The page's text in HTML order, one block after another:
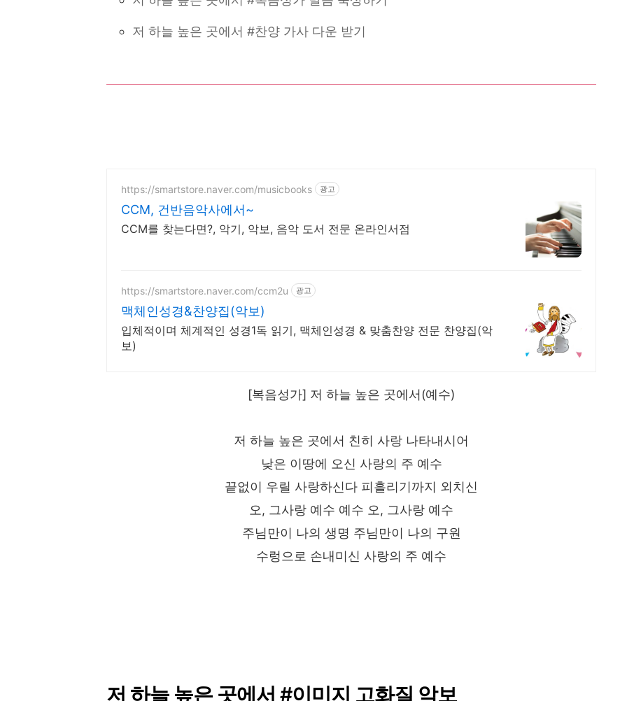
저 하늘 높은 곳에서 #찬양 가사 다운 받기
https://smartstore.naver.com/musicbooks 광고
CCM, 건반음악사에서~
CCM를 찾는다면?, 악기, 악보, 음악 도서 전문 온라인서점
https://smartstore.naver.com/ccm2u 광고
맥체인성경&찬양집(악보)
입체적이며 체계적인 성경1독 읽기, 맥체인성경 & 맞춤찬양 전문 찬양집(악
보)
[복음성가] 저 하늘 높은 곳에서(예수)
저 하늘 높은 곳에서 친히 사랑 나타내시어
낮은 이땅에 오신 사랑의 주 예수
끝없이 우릴 사랑하신다 피흘리기까지 외치신
오, 그사랑 예수 예수 오, 그사랑 예수
주님만이 나의 생명 주님만이 나의 구원
수렁으로 손내미신 사랑의 주 예수
저 하늘 높은 곳에서 #이미지 고화질 악보